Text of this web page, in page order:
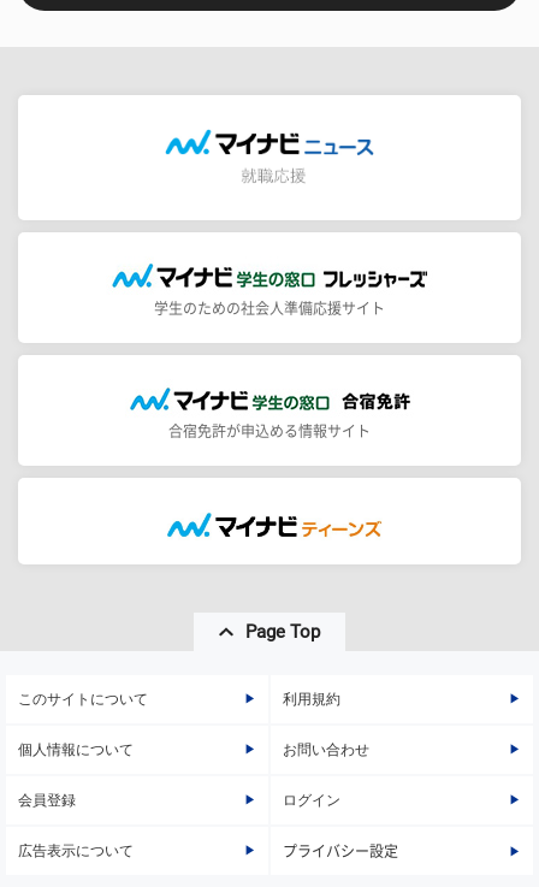
学生のための社会人準備応援サイト
合宿免許が申込める情報サイト
Page Top
このサイトについて 利用規約
個人情報について お問い合わせ
会員登録 ログイン
広告表示について プライバシー設定